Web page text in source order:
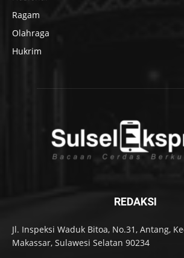
Ragam
Olahraga
Hukrim
REDAKSI
Jl. Inspeksi Waduk Bitoa, No.31, Antang,
Makassar, Sulawesi Selatan 90234